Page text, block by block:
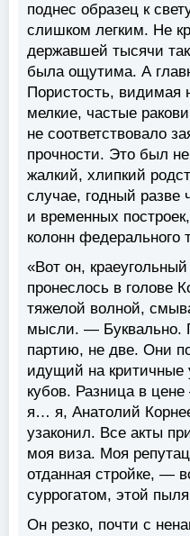
поднес образец к
слишком легким. Не
державшей тысячи
была ощутима. А
Пористость, видимая
мелкие, частые
не соответствовало
прочности. Это был
жалкий, хлипкий
случае, годный разве
и временных
колонн федерального
«Вот он,
пронеслось в голове
тяжелой волной,
мысли. — Буквально.
партию, не две. Они
идущий на критичные
кубов. Разница в
я… я, Анатолий
узаконил. Все акты
моя виза. Моя
отданная стройке, —
суррогатом, этой
Он резко, почти с